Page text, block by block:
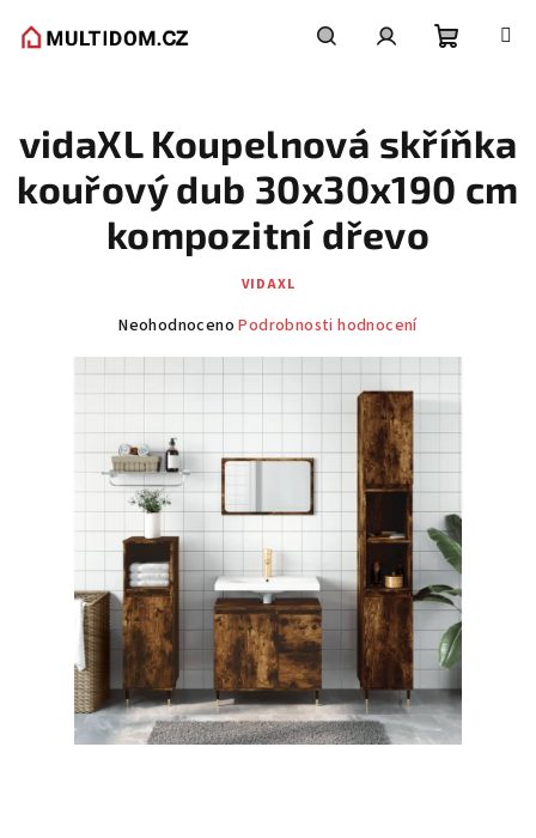
košík
vidaXL Koupelnová skříňka
kouřový dub 30x30x190 cm
kompozitní dřevo
VIDAXL
Průměrné
produktu
z
5
hvězdiček.
Neohodnoceno Podrobnosti hodnocení